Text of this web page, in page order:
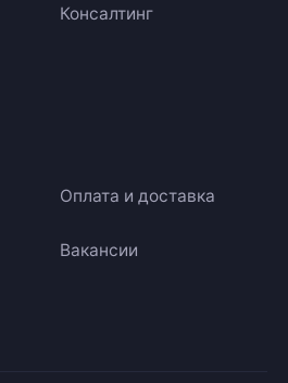
Консалтинг
Оплата и доставка
Вакансии